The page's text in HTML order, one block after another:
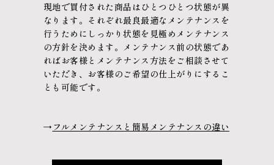
現地で買付された商品はひとつひとつ状態が異
なります。 それぞれ最良最適なメンテナンスを
行うために しっかり状態を見極めメンテナンス
の方針を決めます。 メンテナンス前の状態であ
ればお客様とメンテナンス方法をご相談させて
いただき、 お客様のご希望の仕上がりにするこ
とも可能です。
→ フルメンテナンスと簡易メンテナンスの違い